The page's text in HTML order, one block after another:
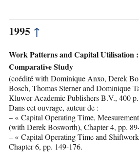
1995 ↑
Work Patterns and Capital Utilisation
Comparative Study
(coédité with Dominique Anxo, Derek
Bosch, Thomas Sterner and Dominique
Kluwer Academic Publishers B.V., 400 p.
Dans cet ouvrage, auteur de :
– « Capital Operating Time,
(with Derek Bosworth), Chapter 4, pp.
– « Capital Operating Time and
Chapter 6, pp. 149-176.